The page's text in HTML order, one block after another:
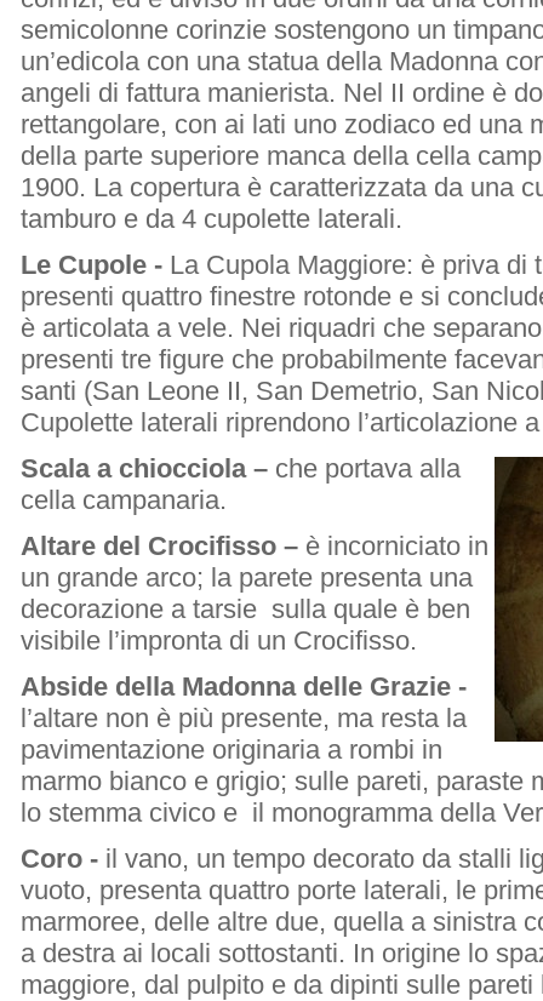
semicolonne corinzie sostengono un
un’edicola con una statua della Madonna
angeli di fattura manierista. Nel II ordine è
rettangolare, con ai lati uno zodiaco ed una
della parte superiore manca della cella
1900. La copertura è caratterizzata da una
tamburo e da 4 cupolette laterali.
Le Cupole - La Cupola Maggiore: è priva di
presenti quattro finestre rotonde e si
è articolata a vele. Nei riquadri che
presenti tre figure che probabilmente
santi (San Leone II, San Demetrio, San
Cupolette laterali riprendono l’articolazione
Scala a chiocciola – che portava alla
cella campanaria.
Altare del Crocifisso – è incorniciato in
un grande arco; la parete presenta una
decorazione a tarsie sulla quale è ben
visibile l’impronta di un Crocifisso.
Abside della Madonna delle Grazie -
l’altare non è più presente, ma resta la
pavimentazione originaria a rombi in
marmo bianco e grigio; sulle pareti, paraste
lo stemma civico e il monogramma della
Coro - il vano, un tempo decorato da stalli
vuoto, presenta quattro porte laterali, le
marmoree, delle altre due, quella a sinistra
a destra ai locali sottostanti. In origine lo
maggiore, dal pulpito e da dipinti sulle pareti